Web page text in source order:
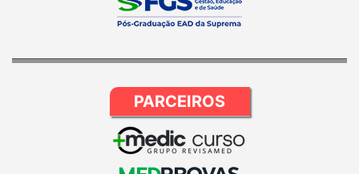
PARCEIROS